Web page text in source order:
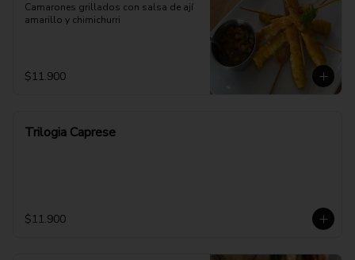
Camarones grillados con salsa de ají
amarillo y chimichurri
$11.900
Trilogia Caprese
$11.900